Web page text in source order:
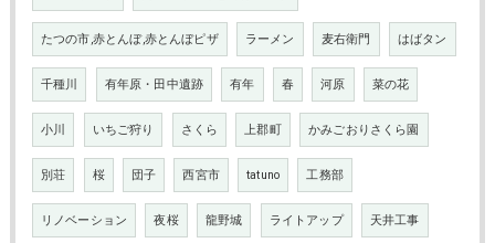
たつの市,赤とんぼ,赤とんぼピザ ラーメン 麦右衛門 はばタン
千種川 有年原・田中遺跡 有年 春 河原 菜の花
小川 いちご狩り さくら 上郡町 かみごおりさくら園
別荘 桜 団子 西宮市 tatuno 工務部
リノベーション 夜桜 龍野城 ライトアップ 天井工事